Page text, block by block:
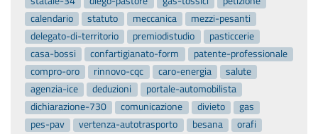
calendario
statuto meccanica
mezzi-pesanti
delegato-di-territorio
premiodistudio
pasticcerie
casa-bossi
confartigianato-form
patente-professionale
compro-oro
rinnovo-cqc caro-energia
salute
agenzia-ice
deduzioni
portale-automobilista
dichiarazione-730
comunicazione divieto
gas
pes-pav
vertenza-autotrasporto besana
orafi